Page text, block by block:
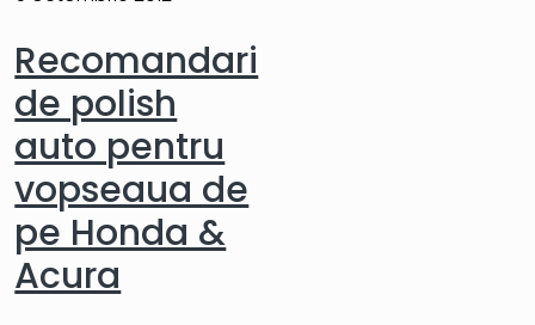
Recomandari
de polish
auto pentru
vopseaua de
pe Honda &
Acura